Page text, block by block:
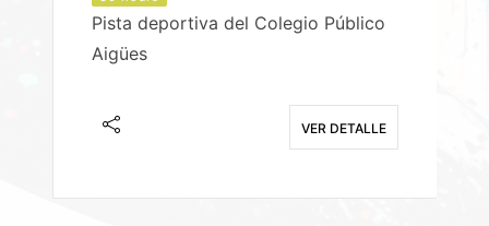
Pista deportiva del Colegio Público
Aigües
VER DETALLE